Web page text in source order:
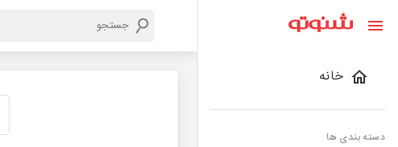
خانه
دسته بندی ها